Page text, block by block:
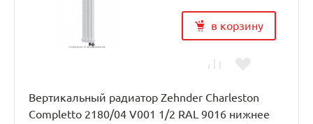
в корзину
Вертикальный радиатор Zehnder Charleston
Completto 2180/04 V001 1/2 RAL 9016 нижнее